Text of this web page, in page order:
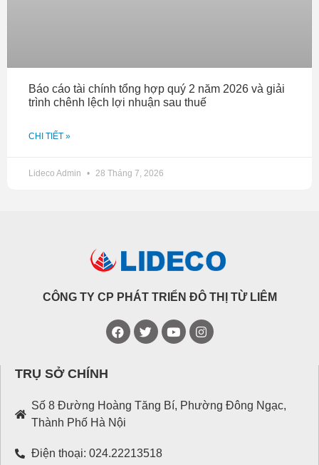
Báo cáo tài chính tổng hợp quý 2 năm 2026 và giải
trình chênh lệch lợi nhuận sau thuế
CHI TIẾT »
Lideco Admin 28 Tháng 7, 2026
CÔNG TY CP PHÁT TRIỂN ĐÔ THỊ TỪ LIÊM
TRỤ SỞ CHÍNH
Số 8 Đường Hoàng Tăng Bí, Phường Đông Ngạc,
Thành Phố Hà Nội
Điện thoại: 024.22213518